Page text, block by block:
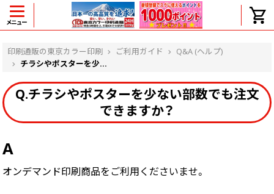
メニュー
印刷通販の東京カラー印刷 ご利用ガイド
Q&A (ヘルプ)
チラシやポスターを少...
Q.チラシやポスターを少ない部数でも注文
できますか？
A
オンデマンド印刷商品をご利用くださいませ。
ヘルプ
よくある質問
入金・決済後、入金情報画面に反映されま
い。